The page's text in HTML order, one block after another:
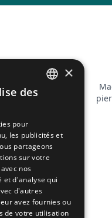
×
des
pour
les publicités et
partageons
sur votre
nos
et d'analyse qui
d'autres
avez fournies ou
de votre utilisation